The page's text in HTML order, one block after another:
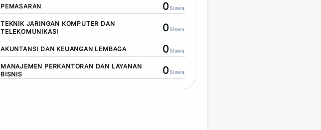
PEMASARAN 0Siswa
TEKNIK JARINGAN KOMPUTER DAN
TELEKOMUNIKASI
0Siswa
AKUNTANSI DAN KEUANGAN LEMBAGA 0Siswa
MANAJEMEN PERKANTORAN DAN LAYANAN
BISNIS
0Siswa